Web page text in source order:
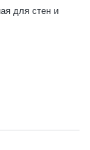
для стен и